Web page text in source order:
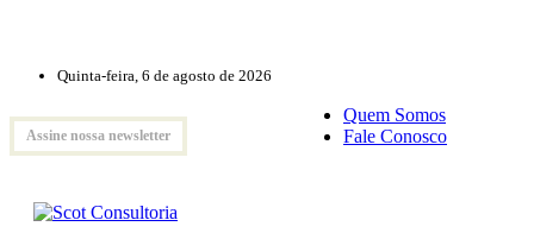
Quinta-feira, 6 de agosto de 2026
Assine nossa newsletter
Quem Somos
Fale Conosco